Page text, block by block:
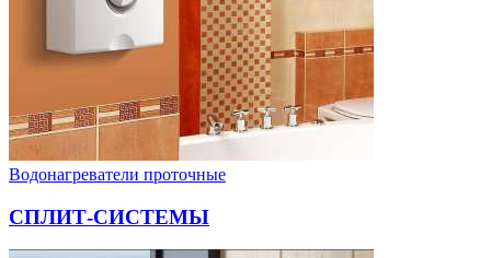
Водонагреватели проточные
СПЛИТ-СИСТЕМЫ